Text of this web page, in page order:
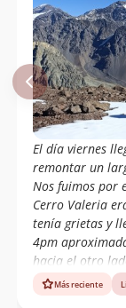
El día viernes
remontar un
Nos fuimos por
Cerro Valeria
tenía grietas y
4pm
hacia el otro
de la ruta del
dormir al
Más reciente